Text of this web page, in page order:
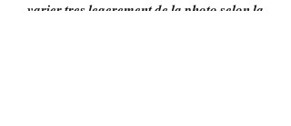
𝒗𝒂𝒓𝒊𝒆𝒓 𝒕𝒓𝒆𝒔 𝒍𝒆𝒈𝒆𝒓𝒆𝒎𝒆𝒏𝒕 𝒅𝒆 𝒍𝒂 𝒑𝒉𝒐𝒕𝒐 𝒔𝒆𝒍𝒐𝒏 𝒍𝒂